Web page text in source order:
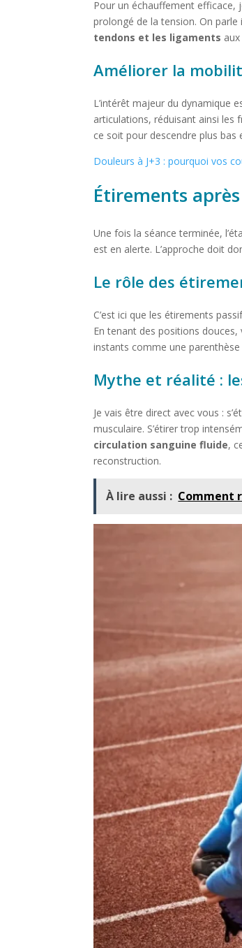
Pour un échauffement efficace,
prolongé de la tension. On
tendons et les ligaments
Améliorer la
L’intérêt majeur du dynamique
articulations, réduisant ainsi les
ce soit pour descendre plus
Douleurs à J+3 : pourquoi vos
Étirements
Une fois la séance terminée,
est en alerte. L’approche doit
Le rôle des
C’est ici que les étirements
En tenant des positions
instants comme une parenthèse
Mythe et réalité :
Je vais être direct avec vous :
musculaire. S’étirer trop
circulation sanguine fluide,
reconstruction.
À lire aussi : Comment